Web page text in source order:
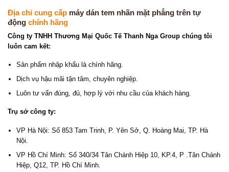
Địa chỉ cung cấp máy dán tem nhãn mặt phẳng trên tự
động chính hãng
Công ty TNHH Thương Mại Quốc Tế Thanh Nga Group chúng tôi
luôn cam kết:
Sản phẩm nhập khẩu là chính hãng.
Dịch vụ hậu mãi tận tâm, chuyên nghiệp.
Luôn tư vấn đúng, đủ, hợp lý với nhu cầu của khách hàng.
Trụ sở công ty:
VP Hà Nội: Số 853 Tam Trinh, P. Yên Sở, Q. Hoàng Mai, TP. Hà
Nội.
VP Hồ Chí Minh: Số 340/34 Tân Chánh Hiệp 10, KP.4, P .Tân Chánh
Hiệp, Q12, TP. Hồ Chí Minh.